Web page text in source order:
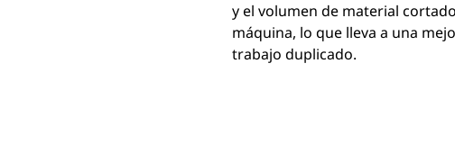
y el volumen de material
máquina, lo que lleva a una
trabajo duplicado.